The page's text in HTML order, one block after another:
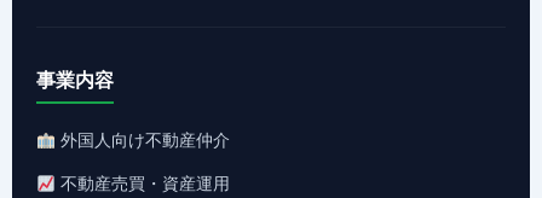
事業内容
外国人向け不動産仲介
不動産売買・資産運用